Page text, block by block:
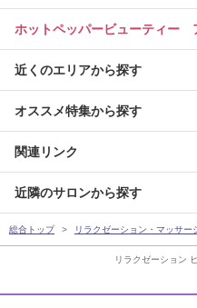
リラクゼーション
ホットペッパービューティー
近くのエリアから探す
オススメ特集から探す
関連リンク
近隣のサロンから探す
総合トップ リラクゼーション・マッサー